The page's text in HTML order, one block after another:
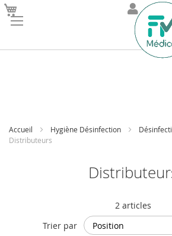
Accueil Hygiène Désinfection
Distributeurs
2articles
Trier par